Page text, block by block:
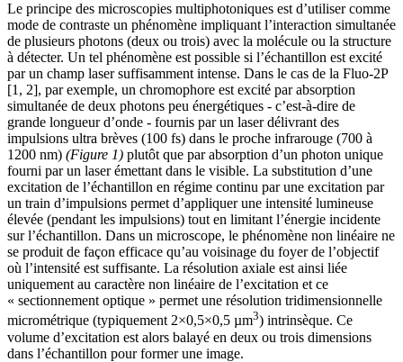
Le principe des microscopies multiphotoniques est d’utiliser comme
mode de contraste un phénomène impliquant l’interaction simultanée
de plusieurs photons (deux ou trois) avec la molécule ou la structure
à détecter. Un tel phénomène est possible si l’échantillon est excité
par un champ laser suffisamment intense. Dans le cas de la Fluo-2P
[1, 2], par exemple, un chromophore est excité par absorption
simultanée de deux photons peu énergétiques - c’est-à-dire de
grande longueur d’onde - fournis par un laser délivrant des
impulsions ultra brèves (100 fs) dans le proche infrarouge (700 à
1200 nm) (Figure 1) plutôt que par absorption d’un photon unique
fourni par un laser émettant dans le visible. La substitution d’une
excitation de l’échantillon en régime continu par une excitation par
un train d’impulsions permet d’appliquer une intensité lumineuse
élevée (pendant les impulsions) tout en limitant l’énergie incidente
sur l’échantillon. Dans un microscope, le phénomène non linéaire ne
se produit de façon efficace qu’au voisinage du foyer de l’objectif
où l’intensité est suffisante. La résolution axiale est ainsi liée
uniquement au caractère non linéaire de l’excitation et ce
« sectionnement optique » permet une résolution tridimensionnelle
micrométrique (typiquement 2×0,5×0,5 µm3) intrinsèque. Ce
volume d’excitation est alors balayé en deux ou trois dimensions
dans l’échantillon pour former une image.